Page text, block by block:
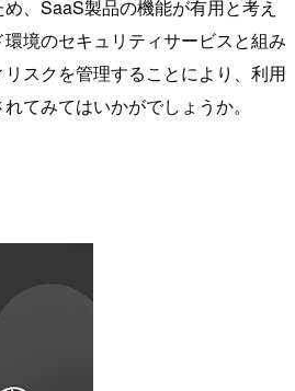
、SaaS製品の機能が有用と考え
境のセキュリティサービスと組み
スクを管理することにより、利用
てみてはいかがでしょうか。